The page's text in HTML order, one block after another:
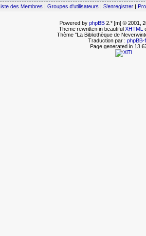
Liste des Membres Groupes d'utilisateurs S'enregistrer
Powered by phpBB 2.* [m] © 2001,
Theme rewritten in beautiful XHTML
Thème "La Bibliothèque de
Traduction par : phpBB-
Page generated in